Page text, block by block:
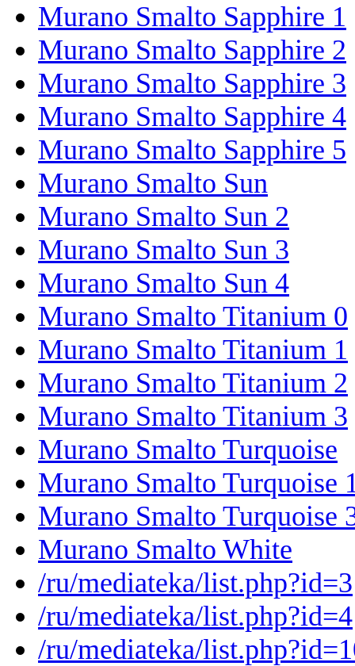
Murano Smalto Sapphire 1
Murano Smalto Sapphire 2
Murano Smalto Sapphire 3
Murano Smalto Sapphire 4
Murano Smalto Sapphire 5
Murano Smalto Sun
Murano Smalto Sun 2
Murano Smalto Sun 3
Murano Smalto Sun 4
Murano Smalto Titanium 0
Murano Smalto Titanium 1
Murano Smalto Titanium 2
Murano Smalto Titanium 3
Murano Smalto Turquoise
Murano Smalto Turquoise
Murano Smalto Turquoise
Murano Smalto White
/ru/mediateka/list.php?id=3
/ru/mediateka/list.php?id=4
/ru/mediateka/